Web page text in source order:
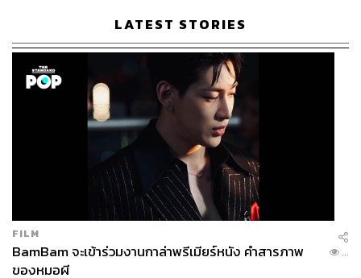
LATEST STORIES
FILM
BamBam จะเข้าร่วมงานกาล่าพรีเมียร์หนัง คำสารภาพ
ของหมอผี
...